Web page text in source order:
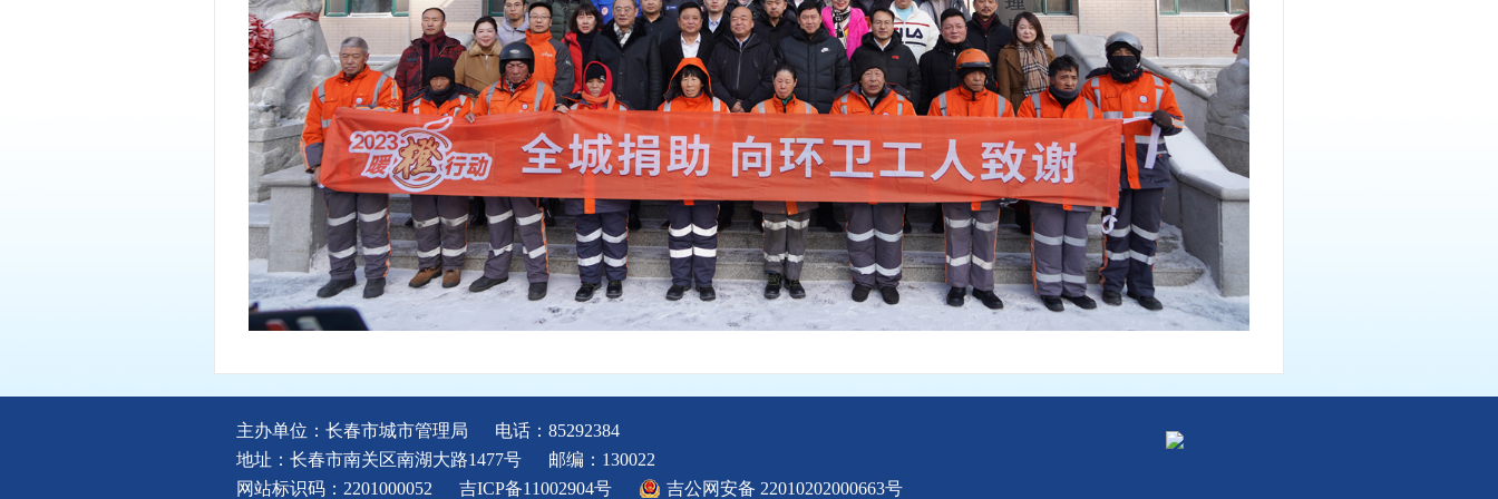
主办单位：长春市城市管理局
电话：85292384
地址：长春市南关区南湖大路1477号
邮编：130022
网站标识码：2201000052
吉ICP备11002904号 吉公网安备 22010202000663号